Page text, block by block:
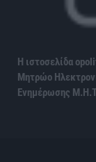
Η ιστοσελίδα
Μητρώο
Ενημέρωσης